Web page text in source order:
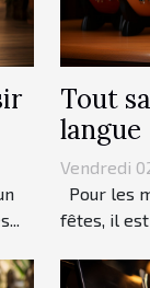
Tout
langue
Vendredi
Pour les
fêtes, il